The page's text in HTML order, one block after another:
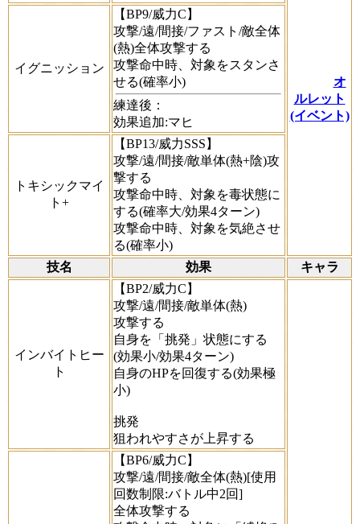
オ
ルレット
(イベント)
イグニッション
【BP9/威力C】
攻撃/遠/間接/ファスト/敵全体
(熱)全体攻撃する
攻撃命中時、対象をスタンさ
せる(確率小)
練達後：
効果追加:マヒ
トキシックマイ
ト+
【BP13/威力SSS】
攻撃/遠/間接/敵単体(熱+陰)攻
撃する
攻撃命中時、対象を毒状態に
する(確率大/効果4ターン)
攻撃命中時、対象を気絶させ
る(確率小)
技名
効果 キャラ
インバイトヒー
ト
【BP2/威力C】
攻撃/遠/間接/敵単体(熱)
攻撃する
自身を「挑発」状態にする
(効果小/効果4ターン)
自身のHPを回復する(効果極
小)
挑発
狙われやすさが上昇する
【BP6/威力C】
攻撃/遠/間接/敵全体(熱)[使用
回数制限:バトル中2回]
全体攻撃する